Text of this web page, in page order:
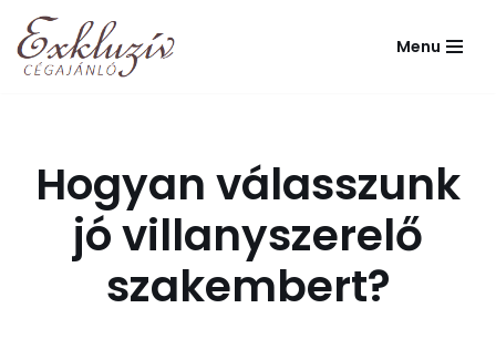
Skip
Menu
Hogyan válasszunk
jó villanyszerelő
szakembert?